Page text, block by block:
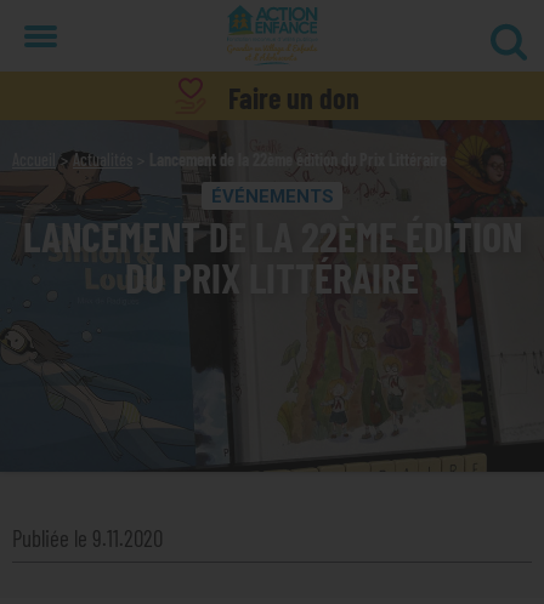
Faire un don
Actualités Lancement de la 22ème édition du Prix Littéraire
ÉVÉNEMENTS
LANCEMENT DE LA 22ÈME ÉDITION
DU PRIX LITTÉRAIRE
Publiée le 9.11.2020